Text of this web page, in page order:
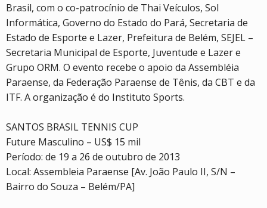
Brasil, com o co-patrocínio de Thai Veículos, Sol
Informática, Governo do Estado do Pará, Secretaria de
Estado de Esporte e Lazer, Prefeitura de Belém, SEJEL –
Secretaria Municipal de Esporte, Juventude e Lazer e
Grupo ORM. O evento recebe o apoio da Assembléia
Paraense, da Federação Paraense de Tênis, da CBT e da
ITF. A organização é do Instituto Sports.
SANTOS BRASIL TENNIS CUP
Future Masculino – US$ 15 mil
Período: de 19 a 26 de outubro de 2013
Local: Assembleia Paraense [Av. João Paulo II, S/N –
Bairro do Souza – Belém/PA]